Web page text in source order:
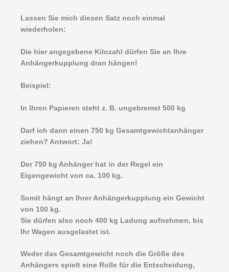
Lassen Sie mich diesen Satz noch einmal
wiederholen:
Die hier angegebene Kilozahl dürfen Sie an Ihre
Anhängerkupplung dran hängen!
Beispiel:
In Ihren Papieren steht z. B. ungebremst 500 kg
Darf ich dann einen 750 kg Gesamtgewichtanhänger
ziehen? Antwort: Ja!
Der 750 kg Anhänger hat in der Regel ein
Eigengewicht von ca. 100 kg.
Somit hängt an Ihrer Anhängerkupplung ein Gewicht
von 100 kg.
Sie dürfen also noch 400 kg Ladung aufnehmen, bis
Ihr Wagen ausgelastet ist.
Weder das Gesamtgewicht noch die Größe des
Anhängers spielt eine Rolle für die Entscheidung,